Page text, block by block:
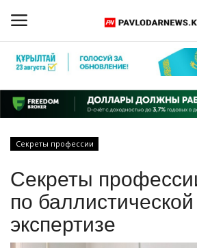
Регистрация
Главная
ПАВЛОДАРСКАЯ ОБЛАСТЬ
КАЗАХСТАН
Секреты профессии
Секреты
по баллистической
экспертизе